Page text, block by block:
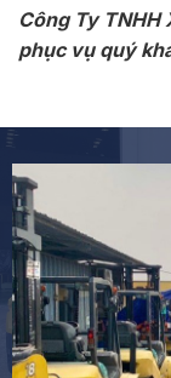
Công Ty TNHH
phục vụ quý